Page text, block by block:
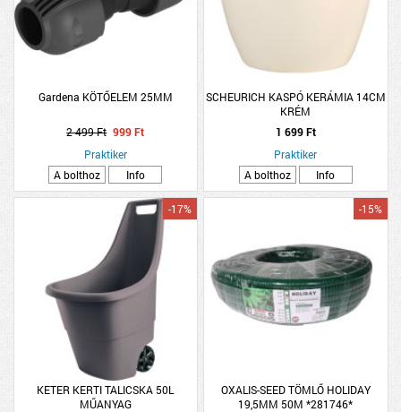
Gardena KÖTŐELEM 25MM
2 499 Ft 999 Ft
Praktiker
A bolthoz
Info
SCHEURICH KASPÓ KERÁMIA 14CM
KRÉM
1 699 Ft
Praktiker
A bolthoz
Info
KETER KERTI TALICSKA 50L
MŰANYAG
-17%
OXALIS-SEED TÖMLŐ HOLIDAY
19,5MM 50M *281746*
-15%